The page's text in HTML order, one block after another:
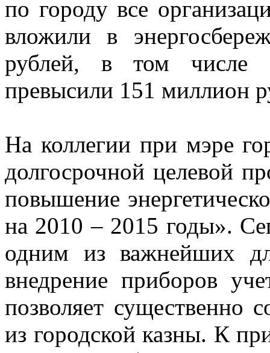
по городу все
вложили в
рублей, в том числе
превысили 151 миллион
На коллегии при мэре
долгосрочной целевой
повышение
на 2010 – 2015 годы».
одним из важнейших
внедрение приборов
позволяет существенно
из городской казны. К